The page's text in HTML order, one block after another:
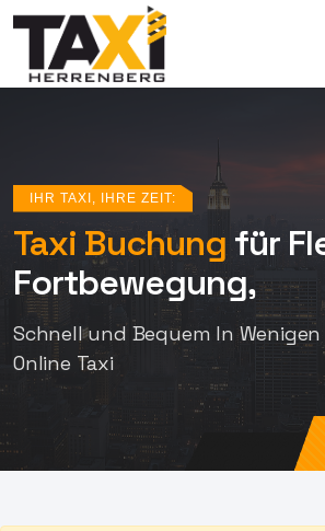
IHR TAXI, IHRE ZEIT:
Taxi Buchung für
Fortbewegung,
Schnell und Bequem In
Online Taxi